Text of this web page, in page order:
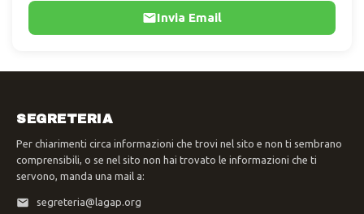
Invia Email
SEGRETERIA
Per chiarimenti circa informazioni che trovi nel sito e non ti sembrano
comprensibili, o se nel sito non hai trovato le informazioni che ti
servono, manda una mail a:
segreteria@lagap.org